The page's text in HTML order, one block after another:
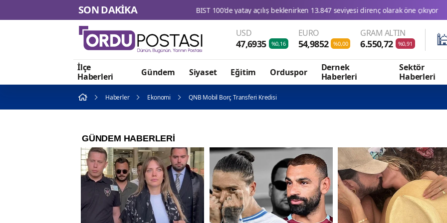
SON DAKİKA
USD
47,6935 %0,16
EURO
54,9852 %0,00
GRAM ALTIN
6.550,72 %0,91
İlçe
Haberleri
Gündem Siyaset Eğitim Orduspor
Dernek
Haberleri
Sektör
Haberleri
Haberler Ekonomi QNB Mobil Borç Transferi Kredisi